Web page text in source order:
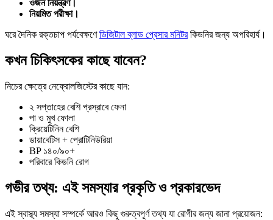
ওজন নিয়ন্ত্রণ।
নিয়মিত পরীক্ষা।
ঘরে দৈনিক রক্তচাপ পর্যবেক্ষণেডিজিটাল ব্লাড প্রেসার মনিটরকিডনির জন্য অপরিহার্য।
কখন চিকিৎসকের কাছে যাবেন?
নিচের ক্ষেত্রে নেফ্রোলজিস্টের কাছে যান:
২ সপ্তাহের বেশি প্রস্রাবে ফেনা
পা ও মুখ ফোলা
ক্রিয়েটিনিন বেশি
ডায়াবেটিস + প্রোটিনিউরিয়া
BP ১৪০/৯০+
পরিবারে কিডনি রোগ
গভীর তথ্য: এই সমস্যার প্রকৃতি ও প্রকারভেদ
এই স্বাস্থ্য সমস্যা সম্পর্কে আরও কিছু গুরুত্বপূর্ণ তথ্য যা রোগীর জন্য জানা প্রয়োজন: